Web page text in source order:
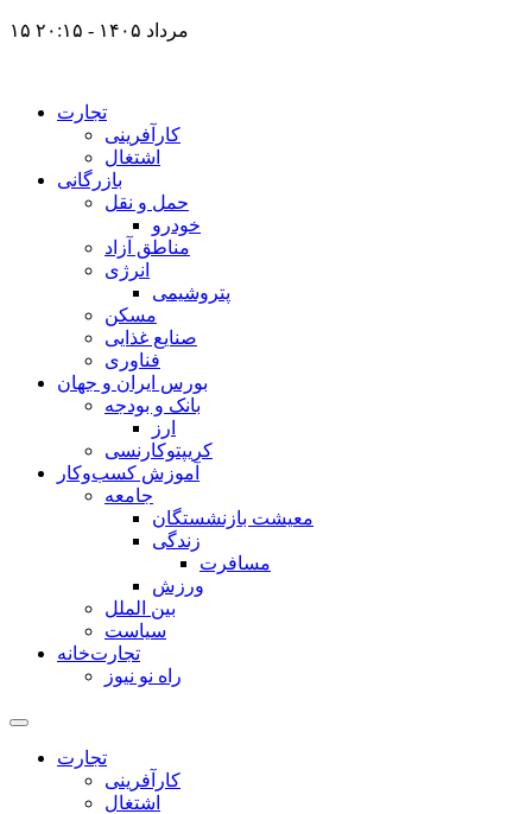
۱۵ مرداد ۱۴۰۵ - ۲۰:۱۵
تجارت
کارآفرینی
اشتغال
بازرگانی
حمل و نقل
خودرو
مناطق آزاد
انرژی
پتروشیمی
مسکن
صنایع غذایی
فناوری
بورس ایران و جهان
بانک و بودجه
ارز
کریپتوکارنسی
آموزش کسب‌وکار
جامعه
معیشت بازنشستگان
زندگی
مسافرت
ورزش
بین الملل
سیاست
تجارت‌خانه
راه نو نیوز
تجارت
کارآفرینی
اشتغال